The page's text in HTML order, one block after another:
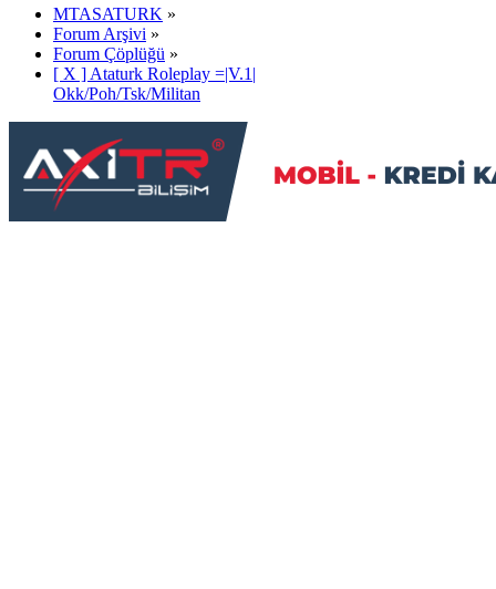
MTASATURK »
Forum Arşivi »
Forum Çöplüğü »
[ X ] Ataturk Roleplay =|V.1|
Okk/Poh/Tsk/Militan